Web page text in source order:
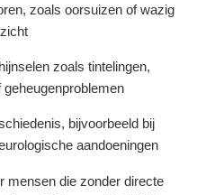
zoals oorsuizen of wazig
zicht
zoals tintelingen,
bijvoorbeeld bij
aandoeningen
mensen die zonder directe